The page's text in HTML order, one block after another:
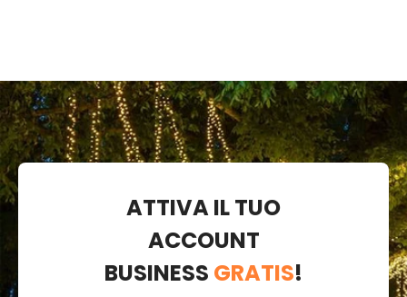
ATTIVA IL TUO
ACCOUNT
BUSINESS GRATIS!